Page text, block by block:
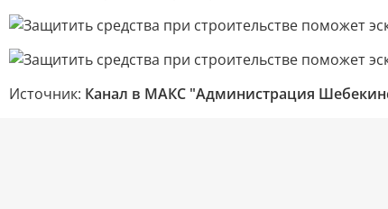
Источник: Канал в МАКС "Администрация